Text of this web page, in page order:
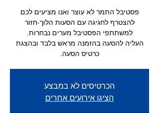
פסטיבל התמר לא עוצר ואנו מציעים לכם
להצטרף לחגיגה עם הסעות הלוך-חזור
העליה להסעה בהזמנה מראש בלבד ובהצגת
כרטיס הסעה.
הכרטיסים לא במבצע
הציגו אירועים אחרים